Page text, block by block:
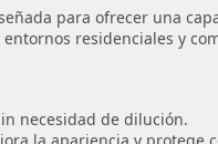
para ofrecer una
residenciales y
necesidad de dilución.